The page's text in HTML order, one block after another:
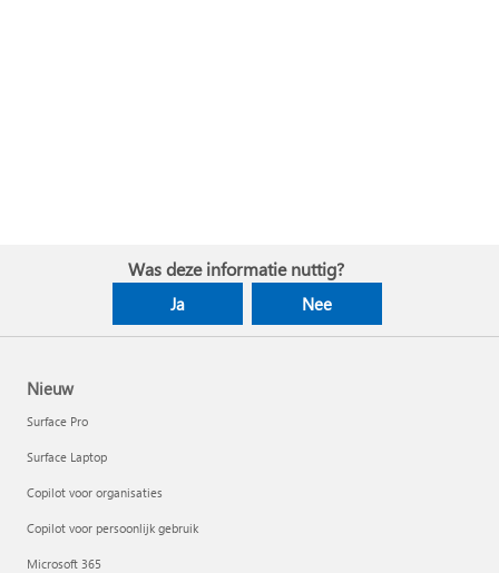
Was deze informatie nuttig?
Ja Nee
Nieuw
Surface Pro
Surface Laptop
Copilot voor organisaties
Copilot voor persoonlijk gebruik
Microsoft 365